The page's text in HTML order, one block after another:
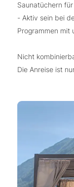
Saunatüchern
- Aktiv sein bei
Programmen mit
Nicht
Die Anreise ist